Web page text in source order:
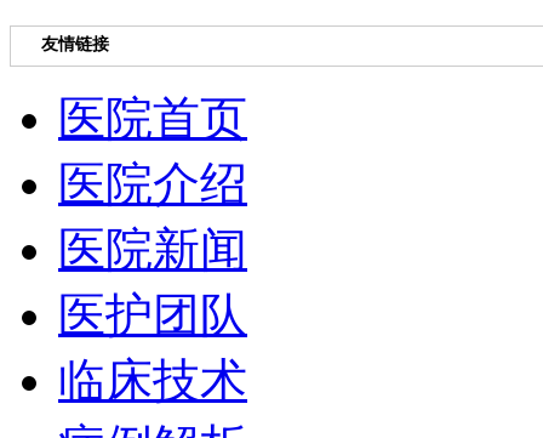
友情链接
医院首页
医院介绍
医院新闻
医护团队
临床技术